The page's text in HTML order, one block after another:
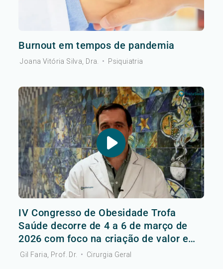
Burnout em tempos de pandemia
Joana Vitória Silva, Dra. • Psiquiatria
IV Congresso de Obesidade Trofa
Saúde decorre de 4 a 6 de março de
2026 com foco na criação de valor em
saúde
Gil Faria, Prof. Dr. • Cirurgia Geral